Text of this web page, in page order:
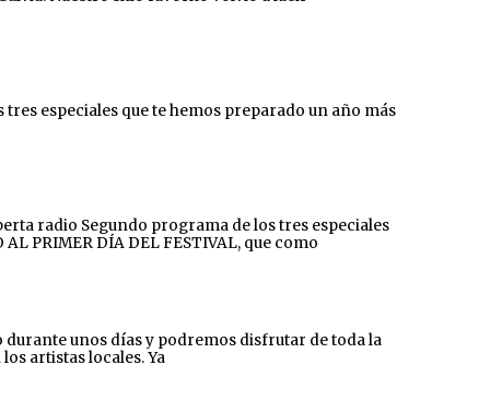
especiales que te hemos preparado un año más
radio Segundo programa de los tres especiales
PRIMER DÍA DEL FESTIVAL, que como
durante unos días y podremos disfrutar de toda la
artistas locales. Ya